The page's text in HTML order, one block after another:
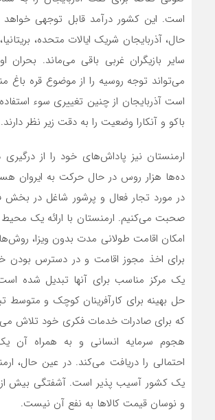
است. این کشور درآمد قابل توجهی
حال، آذربایجان شریک ایالات متحده،
سایر بازیگران غربی باقی‌ می‌ماند. بحران
می‌تواند توجه روسیه را از موضوع قره باغ
است آذربایجان از چنین تغییری سوء
باکو و آنکارا وضعیت را به دقت زیر نظر دارند.
ارمنستان نیز پاداش‌های خود را از
ده‌ها هزار روس در حال حرکت به ایروان
در مورد تجار فعال و پرشور شاغل در بخش
صحبت‌ می‌کنیم. ارمنستان با ارائه یک
امکان اقامت طولانی مدت بدون ویزا،
برای اخذ مجوز اقامت و در دسترس بودن
یک مرکز مناسب برای آنها تبدیل شده است.
حل بهینه برای کارآفرینان کوچک و متوسط
که برای صادرات خدمات فکری خود تلاش‌
هجوم سرمایه انسانی و به همراه آن
احتمالی را دریافت‌ می‌کند. در عین حال،
یک کشور آسیب پذیر است. آشفتگی بیش از
و نوسان قیمت کالاها به نفع آن نیست.